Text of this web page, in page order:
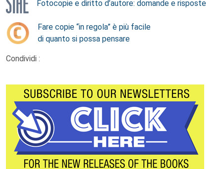
Fotocopie e diritto d’autore: domande e risposte
Fare copie “in regola” è più facile
di quanto si possa pensare
Condividi :